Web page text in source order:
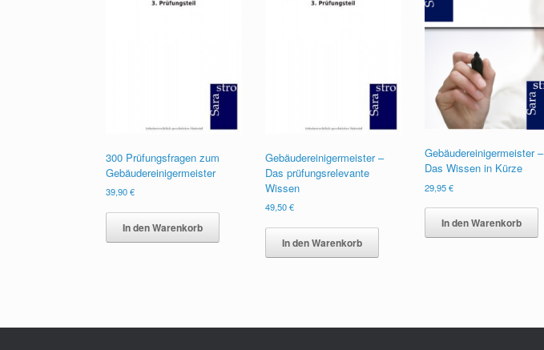
300 Prüfungsfragen zum
Gebäudereinigermeister
39,90€
In den Warenkorb
Gebäudereinigermeister –
Das prüfungsrelevante
Wissen
49,50€
In den Warenkorb
Gebäudereinigermeister –
Das Wissen in Kürze
29,95€
In den Warenkorb